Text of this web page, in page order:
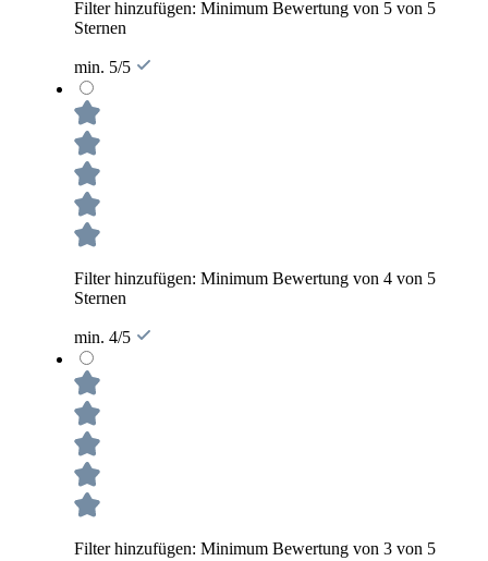
Filter hinzufügen: Minimum Bewertung von 5 von 5
Sternen
min. 5/5
Filter hinzufügen: Minimum Bewertung von 4 von 5
Sternen
min. 4/5
Filter hinzufügen: Minimum Bewertung von 3 von 5